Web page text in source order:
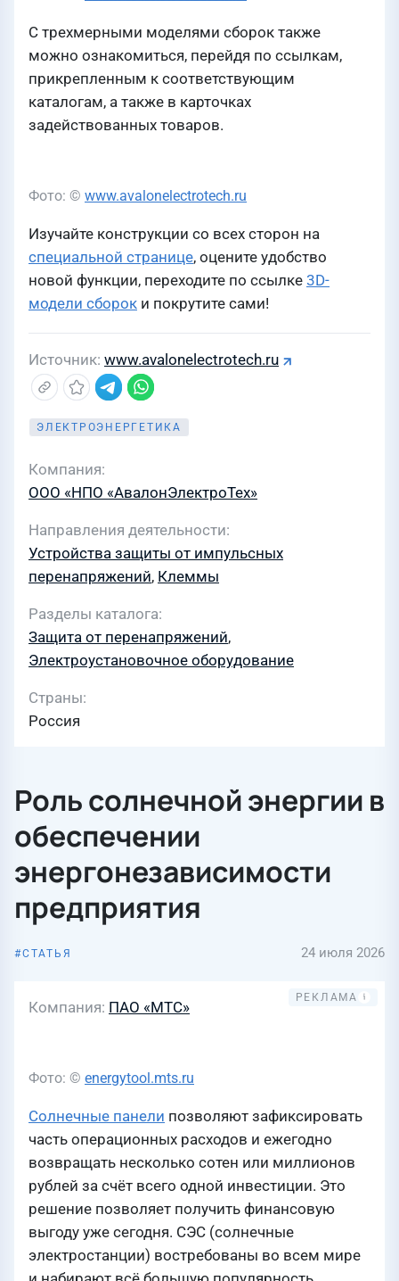
С трехмерными моделями сборок также
можно ознакомиться, перейдя по ссылкам,
прикрепленным к соответствующим
каталогам, а также в карточках
задействованных товаров.
Фото: © www.avalonelectrotech.ru
Изучайте конструкции со всех сторон на
специальной странице, оцените удобство
новой функции, переходите по ссылке 3D-
модели сборок и покрутите сами!
Источник www.avalonelectrotech.ru
ЭЛЕКТРОЭНЕРГЕТИКА
Компания
ООО «НПО «АвалонЭлектроТех»
Направления деятельности
Устройства защиты от импульсных
перенапряжений, Клеммы
Разделы каталога
Защита от перенапряжений,
Электроустановочное оборудование
Страны
Россия
Роль солнечной энергии в
обеспечении
энергонезависимости
предприятия
СТАТЬЯ 24 июля 2026
Компания ПАО «МТС»
Фото: © energytool.mts.ru
Солнечные панели позволяют зафиксировать
часть операционных расходов и ежегодно
возвращать несколько сотен или миллионов
рублей за счёт всего одной инвестиции. Это
решение позволяет получить финансовую
выгоду уже сегодня. СЭС (солнечные
электростанции) востребованы во всем мире